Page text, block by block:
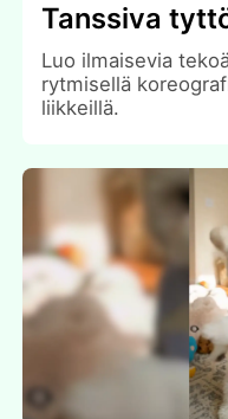
Tanssiva
Luo ilmaisevia
rytmisellä
liikkeillä.